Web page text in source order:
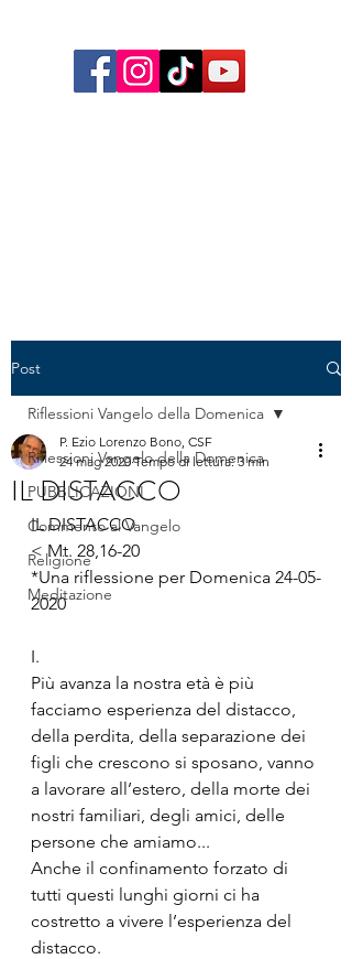
Post
Riflessioni Vangelo della Domenica
PUBBLICAZIONI
Commento al Vangelo
Religione
Meditazione
Riflessioni Vangelo della Domenica
IL DISTACCO
P. Ezio Lorenzo Bono, CSF
24 mag 2020 Tempo di lettura: 3 min
IL DISTACCO
< Mt. 28,16-20
*Una riflessione per Domenica 24-05-
2020
I.
Più avanza la nostra età è più
facciamo esperienza del distacco,
della perdita, della separazione dei
figli che crescono si sposano, vanno
a lavorare all’estero, della morte dei
nostri familiari, degli amici, delle
persone che amiamo...
Anche il confinamento forzato di
tutti questi lunghi giorni ci ha
costretto a vivere l’esperienza del
distacco.